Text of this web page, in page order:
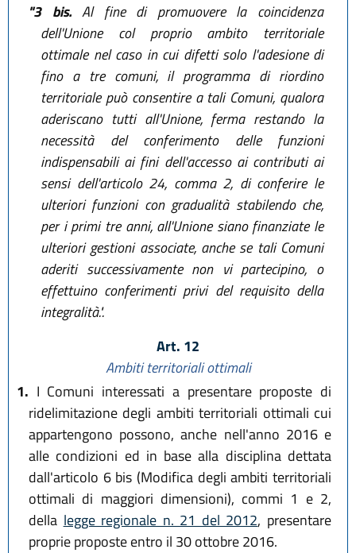
"3 bis.Al fine di promuovere la coincidenza
dell'Unione col proprio ambito territoriale
ottimale nel caso in cui difetti solo l'adesione di
fino a tre comuni, il programma di riordino
territoriale può consentire a tali Comuni, qualora
aderiscano tutti all'Unione, ferma restando la
necessità del conferimento delle funzioni
indispensabili ai fini dell'accesso ai contributi ai
sensi dell'articolo 24, comma 2, di conferire le
ulteriori funzioni con gradualità stabilendo che,
per i primi tre anni, all'Unione siano finanziate le
ulteriori gestioni associate, anche se tali Comuni
aderiti successivamente non vi partecipino, o
effettuino conferimenti privi del requisito della
integralità.".
Art. 12
Ambiti territoriali ottimali
1. I Comuni interessati a presentare proposte di
ridelimitazione degli ambiti territoriali ottimali cui
appartengono possono, anche nell'anno 2016 e
alle condizioni ed in base alla disciplina dettata
dall'articolo 6 bis (Modifica degli ambiti territoriali
ottimali di maggiori dimensioni), commi 1 e 2,
della legge regionale n. 21 del 2012, presentare
proprie proposte entro il 30 ottobre 2016.